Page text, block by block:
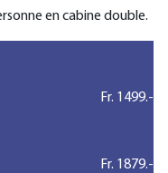
en cabine double.
Fr. 1499.-
Fr. 1879.-